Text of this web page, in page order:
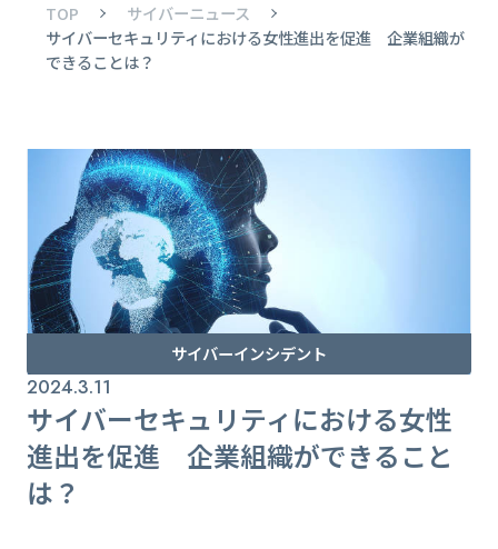
TOP
サイバーニュース
サイバーセキュリティにおける女性進出を促進 企業組織が
できることは？
サイバーインシデント
2024.3.11
サイバーセキュリティにおける女性
進出を促進 企業組織ができること
は？